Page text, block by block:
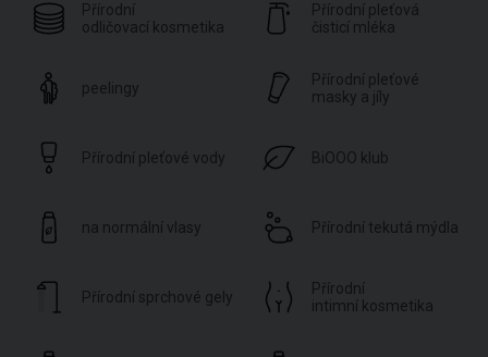
Přírodní
odličovací kosmetika
Přírodní pleťová
čisticí mléka
peelingy
Přírodní pleťové
masky a jíly
Přírodní pleťové vody BiOOO klub
na normální vlasy Přírodní tekutá mýdla
Přírodní sprchové gely
Přírodní
intimní kosmetika